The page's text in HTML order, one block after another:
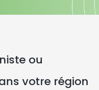
ou
votre région